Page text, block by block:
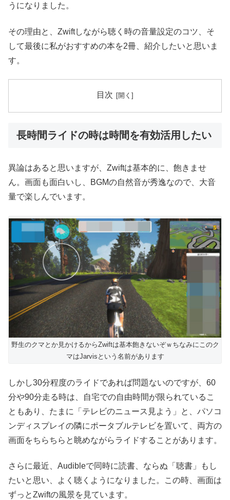
うになりました。
その理由と、Zwiftしながら聴く時の音量設定のコツ、そ
して最後に私がおすすめの本を2冊、紹介したいと思いま
す。
目次
長時間ライドの時は時間を有効活用したい
異論はあると思いますが、Zwiftは基本的に、飽きませ
ん。画面も面白いし、BGMの自然音が秀逸なので、大音
量で楽しんでいます。
野生のクマとか見かけるからZwiftは基本飽きないぞｗちなみにこのク
マはJarvisという名前があります
しかし30分程度のライドであれば問題ないのですが、60
分や90分走る時は、自宅での自由時間が限られているこ
ともあり、たまに「テレビのニュース見よう」と、パソコ
ンディスプレイの隣にポータブルテレビを置いて、両方の
画面をちらちらと眺めながらライドすることがあります。
さらに最近、Audibleで同時に読書、ならぬ「聴書」もし
たいと思い、よく聴くようになりました。この時、画面は
ずっとZwiftの風景を見ています。